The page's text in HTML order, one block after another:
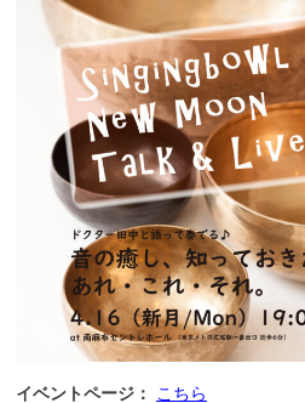
イベントページ：
こちら